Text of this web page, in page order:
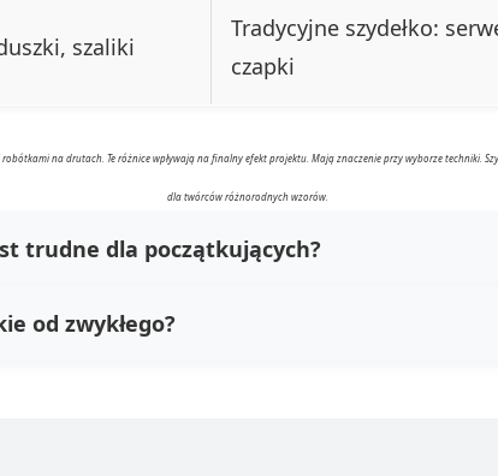
szaliki
Tradycyjne szydełko:
czapki
na drutach. Te różnice wpływają na finalny efekt projektu. Mają znaczenie przy wyborze techniki.
dla twórców różnorodnych wzorów.
trudne dla początkujących?
od zwykłego?